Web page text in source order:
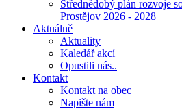
Střednědobý plán rozvoje
Prostějov 2026 - 2028
Aktuálně
Aktuality
Kaledář akcí
Opustili nás..
Kontakt
Kontakt na obec
Napište nám